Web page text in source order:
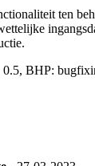
ten
BHP: